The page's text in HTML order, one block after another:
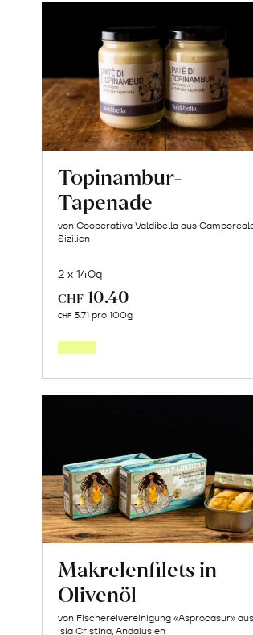
Topinambur-
Tapenade
von Cooperativa Valdibella aus
Sizilien
2 x 140g
CHF 10.40
CHF 3.71 pro 100g
Makrelenfilets in
Olivenöl
von Fischereivereinigung «Asprocasur» aus
Isla Cristina, Andalusien